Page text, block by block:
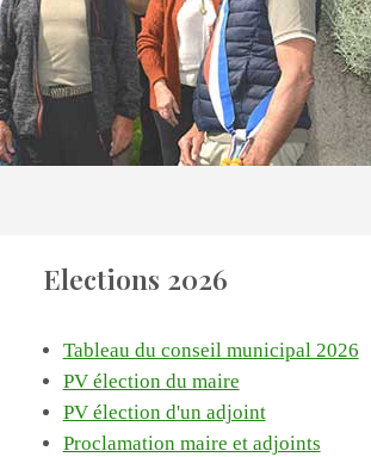
Elections 2026
Tableau du conseil municipal 2026
PV élection du maire
PV élection d'un adjoint
Proclamation maire et adjoints